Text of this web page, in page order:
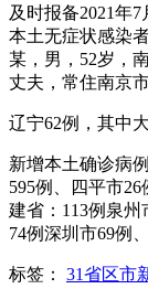
及时报备2021年
本土无症状感染
某，男，52岁，
丈夫，常住南京市
辽宁62例，其中
新增本土确诊病
595例、四平市
建省：113例泉州
74例深圳市69例
标签： 31省区市